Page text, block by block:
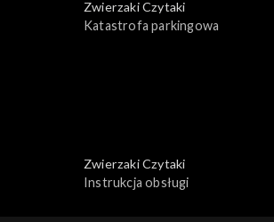
Zwierzaki Czytaki
Katastrofa parkingowa
Zwierzaki Czytaki
Instrukcja obsługi